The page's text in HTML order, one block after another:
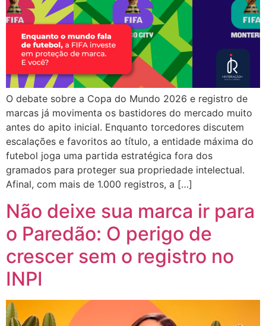
O debate sobre a Copa do Mundo 2026 e registro de
marcas já movimenta os bastidores do mercado muito
antes do apito inicial. Enquanto torcedores discutem
escalações e favoritos ao título, a entidade máxima do
futebol joga uma partida estratégica fora dos
gramados para proteger sua propriedade intelectual.
Afinal, com mais de 1.000 registros, a […]
Não deixe sua marca ir para
o Paredão: O perigo de
crescer sem o registro no
INPI